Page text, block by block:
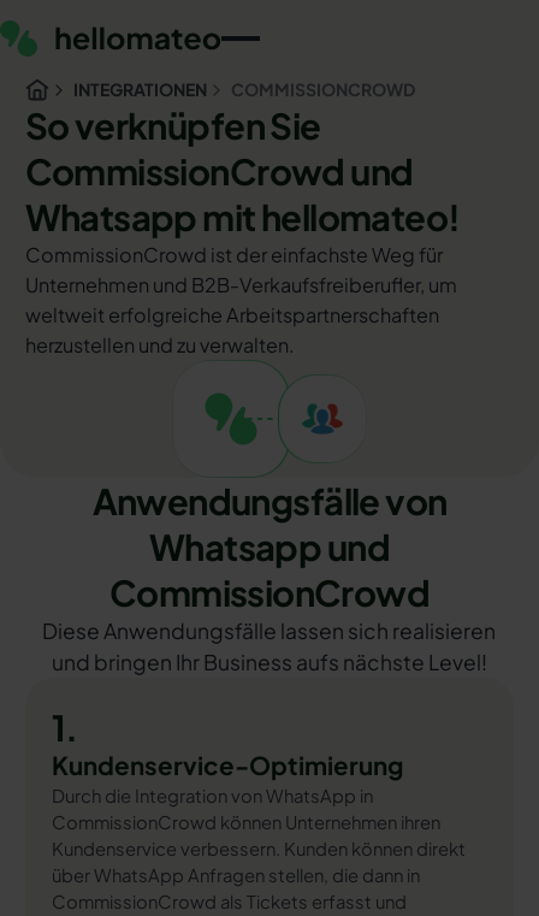
INTEGRATIONEN COMMISSIONCROWD
So verknüpfen Sie
CommissionCrowd und
Whatsapp mit hellomateo!
CommissionCrowd ist der einfachste Weg für
Unternehmen und B2B-Verkaufsfreiberufler, um
weltweit erfolgreiche Arbeitspartnerschaften
herzustellen und zu verwalten.
Anwendungsfälle von
Whatsapp und
CommissionCrowd
Diese Anwendungsfälle lassen sich realisieren
und bringen Ihr Business aufs nächste Level!
1.
Kundenservice-Optimierung
Durch die Integration von WhatsApp in
CommissionCrowd können Unternehmen ihren
Kundenservice verbessern. Kunden können direkt
über WhatsApp Anfragen stellen, die dann in
CommissionCrowd als Tickets erfasst und